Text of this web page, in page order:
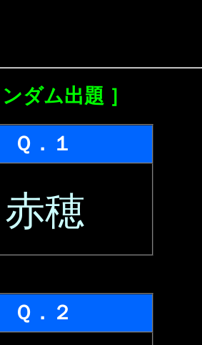
ンダム出題 ］
Ｑ．１
赤穂
Ｑ．２